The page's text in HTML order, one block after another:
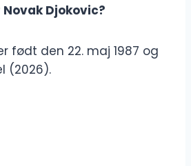
Djokovic?
født den 22. maj 1987 og
(2026).